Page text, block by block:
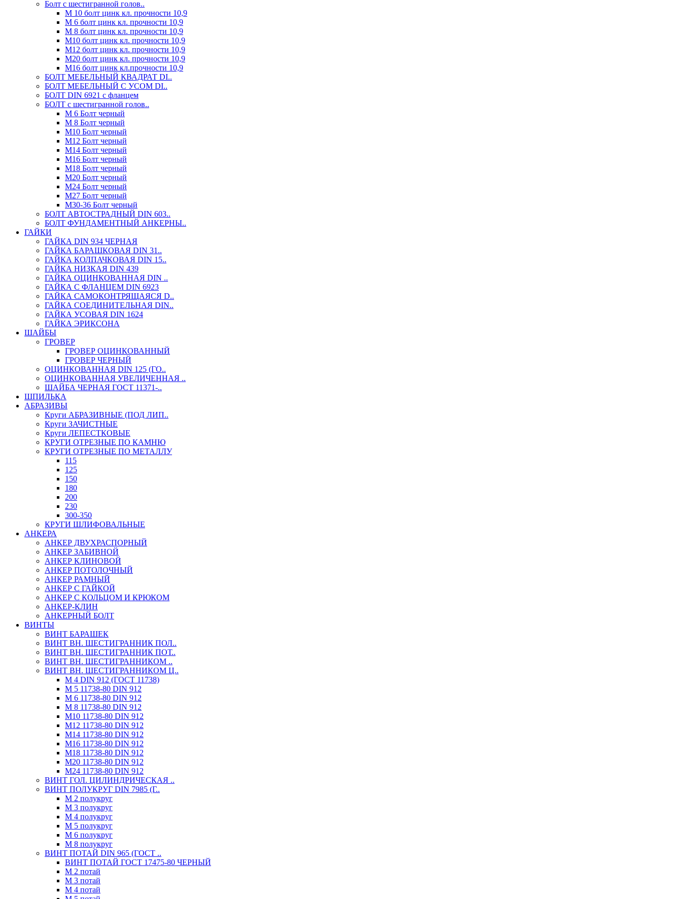
Болт с шестигранной голов..
М 10 болт цинк кл. прочности 10,9
М 6 болт цинк кл. прочности 10,9
М 8 болт цинк кл. прочности 10,9
М10 болт цинк кл. прочности 10,9
М12 болт цинк кл. прочности 10,9
М20 болт цинк кл. прочности 10,9
М16 болт цинк кл.прочности 10,9
БОЛТ МЕБЕЛЬНЫЙ КВАДРАТ DI..
БОЛТ МЕБЕЛЬНЫЙ С УСОМ DI..
БОЛТ DIN 6921 c фланцем
БОЛТ с шестигранной голов..
М 6 Болт черный
М 8 Болт черный
М10 Болт черный
М12 Болт черный
М14 Болт черный
М16 Болт черный
М18 Болт черный
М20 Болт черный
М24 Болт черный
М27 Болт черный
М30-36 Болт черный
БОЛТ АВТОСТРАДНЫЙ DIN 603..
БОЛТ ФУНДАМЕНТНЫЙ АНКЕРНЫ..
ГАЙКИ
ГАЙКА DIN 934 ЧЕРНАЯ
ГАЙКА БАРАШКОВАЯ DIN 31..
ГАЙКА КОЛПАЧКОВАЯ DIN 15..
ГАЙКА НИЗКАЯ DIN 439
ГАЙКА ОЦИНКОВАННАЯ DIN ..
ГАЙКА С ФЛАНЦЕМ DIN 6923
ГАЙКА САМОКОНТРЯЩАЯСЯ D..
ГАЙКА СОЕДИНИТЕЛЬНАЯ DIN..
ГАЙКА УСОВАЯ DIN 1624
ГАЙКА ЭРИКСОНА
ШАЙБЫ
ГРОВЕР
ГРОВЕР ОЦИНКОВАННЫЙ
ГРОВЕР ЧЕРНЫЙ
ОЦИНКОВАННАЯ DIN 125 (ГО..
ОЦИНКОВАННАЯ УВЕЛИЧЕННАЯ ..
ШАЙБА ЧЕРНАЯ ГОСТ 11371-..
ШПИЛЬКА
АБРАЗИВЫ
Круги АБРАЗИВНЫЕ (ПОД ЛИП..
Круги ЗАЧИСТНЫЕ
Круги ЛЕПЕСТКОВЫЕ
КРУГИ ОТРЕЗНЫЕ ПО КАМНЮ
КРУГИ ОТРЕЗНЫЕ ПО МЕТАЛЛУ
115
125
150
180
200
230
300-350
КРУГИ ШЛИФОВАЛЬНЫЕ
АНКЕРА
АНКЕР ДВУХРАСПОРНЫЙ
АНКЕР ЗАБИВНОЙ
АНКЕР КЛИНОВОЙ
АНКЕР ПОТОЛОЧНЫЙ
АНКЕР РАМНЫЙ
АНКЕР С ГАЙКОЙ
АНКЕР С КОЛЬЦОМ И КРЮКОМ
АНКЕР-КЛИН
АНКЕРНЫЙ БОЛТ
ВИНТЫ
ВИНТ БАРАШЕК
ВИНТ ВН. ШЕСТИГРАННИК ПОЛ..
ВИНТ ВН. ШЕСТИГРАННИК ПОТ..
ВИНТ ВН. ШЕСТИГРАННИКОМ ..
ВИНТ ВН. ШЕСТИГРАННИКОМ Ц..
М 4 DIN 912 (ГОСТ 11738)
М 5 11738-80 DIN 912
М 6 11738-80 DIN 912
М 8 11738-80 DIN 912
М10 11738-80 DIN 912
М12 11738-80 DIN 912
М14 11738-80 DIN 912
М16 11738-80 DIN 912
М18 11738-80 DIN 912
М20 11738-80 DIN 912
М24 11738-80 DIN 912
ВИНТ ГОЛ. ЦИЛИНДРИЧЕСКАЯ ..
ВИНТ ПОЛУКРУГ DIN 7985 (Г..
М 2 полукруг
М 3 полукруг
М 4 полукруг
М 5 полукруг
М 6 полукруг
М 8 полукруг
ВИНТ ПОТАЙ DIN 965 (ГОСТ ..
ВИНТ ПОТАЙ ГОСТ 17475-80 ЧЕРНЫЙ
М 2 потай
М 3 потай
М 4 потай